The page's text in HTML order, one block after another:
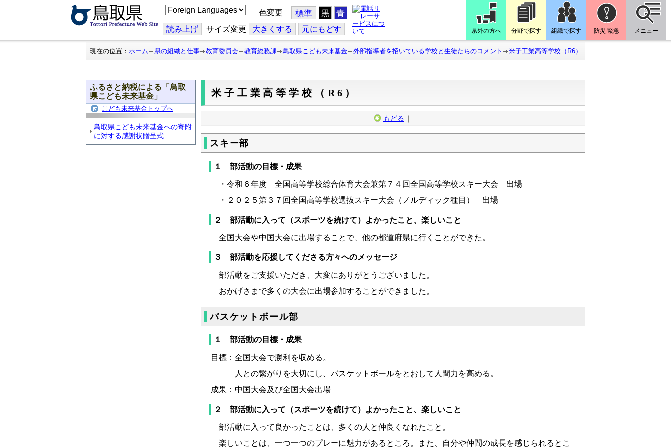
こ
の
ジ
を
翻
色変更 標準 黒 青
読み上げ サイズ変更 大きくする 元にもどす 県外の方へ 分野で探す 組織で探す 防災 緊急 メニュー
現在の位置： ホーム 県の組織と仕事 教育委員会 教育総務課 鳥取県こども未来基金 外部指導者を招いている学校と生徒たちのコメント 米子工業高等学校（R6）
ふるさと納税による「鳥取
県こども未来基金」
こども未来基金トップへ
鳥取県こども未来基金への寄附
に対する感謝状贈呈式
米子工業高等学校（R6）
もどる ｜
スキー部
１ 部活動の目標・成果
・令和６年度 全国高等学校総合体育大会兼第７４回全国高等学校スキー大会 出場
・２０２５第３７回全国高等学校選抜スキー大会（ノルディック種目） 出場
２ 部活動に入って（スポーツを続けて）よかったこと、楽しいこと
全国大会や中国大会に出場することで、他の都道府県に行くことができた。
３ 部活動を応援してくださる方々へのメッセージ
部活動をご支援いただき、大変にありがとうございました。
おかげさまで多くの大会に出場参加することができました。
バスケットボール部
１ 部活動の目標・成果
目標：全国大会で勝利を収める。
人との繋がりを大切にし、バスケットボールをとおして人間力を高める。
成果：中国大会及び全国大会出場
２ 部活動に入って（スポーツを続けて）よかったこと、楽しいこと
部活動に入って良かったことは、多くの人と仲良くなれたこと。
楽しいことは、一つ一つのプレーに魅力があるところ。また、自分や仲間の成長を感じられるとこ